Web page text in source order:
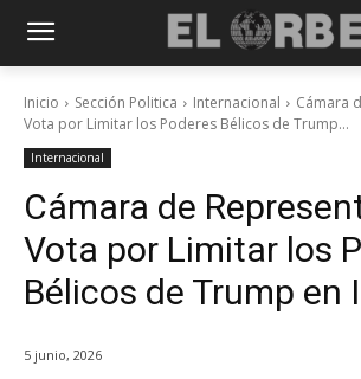
Inicio Sección Politica Internacional
Cámara
Vota por Limitar los Poderes Bélicos de Trump...
Internacional
Cámara de
Vota por Limitar los
Bélicos de Trump en
5 junio, 2026